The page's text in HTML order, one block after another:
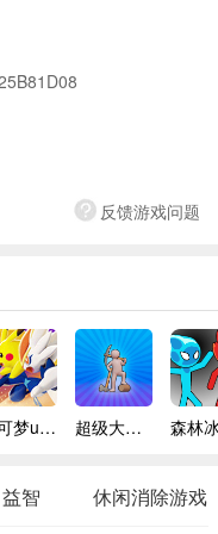
反馈游戏问题
宝可梦unite 超级大富翁
益智 休闲消除游戏